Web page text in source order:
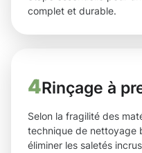
complet et durable.
4Rinçage à
Selon la fragilité des
technique de nettoyage
éliminer les saletés